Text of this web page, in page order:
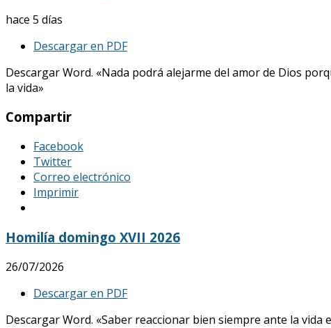
hace 5 días
Descargar en PDF
Descargar Word. «Nada podrá alejarme del amor de Dios
la vida»
Compartir
Facebook
Twitter
Correo electrónico
Imprimir
Homilía domingo XVII 2026
26/07/2026
Descargar en PDF
Descargar Word. «Saber reaccionar bien siempre ante la